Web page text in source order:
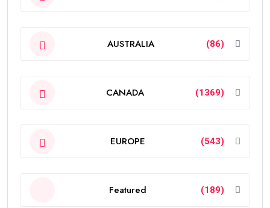
AUSTRALIA (86)
CANADA (1369)
EUROPE (543)
Featured (189)